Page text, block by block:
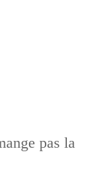
pas la